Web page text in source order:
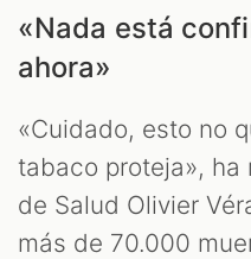
«Nada está
ahora»
«Cuidado, esto no
tabaco proteja»,
de Salud Olivier
más de 70.000